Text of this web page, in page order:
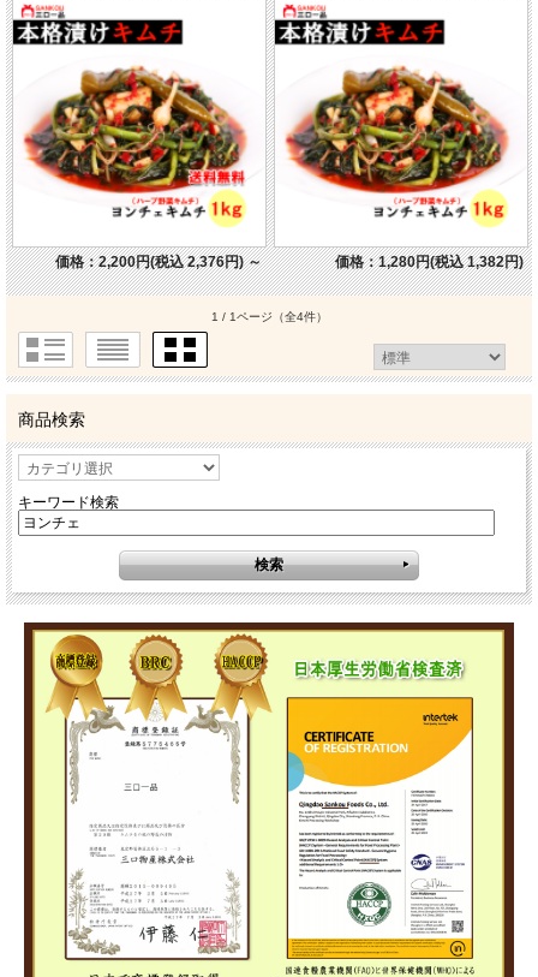
価格：2,200円(税込 2,376円)～ 価格：1,280円(税込 1,382円)
1 / 1ページ （全4件）
商品検索
キーワード検索